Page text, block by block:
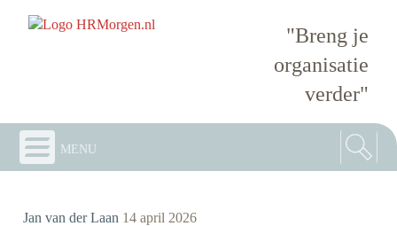
"Breng je
organisatie
verder"
menu
Jan van der Laan 14 april 2026